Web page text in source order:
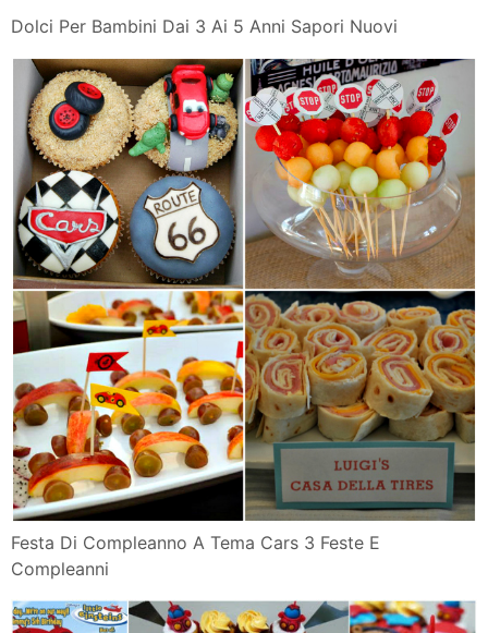
Dolci Per Bambini Dai 3 Ai 5 Anni Sapori Nuovi
Festa Di Compleanno A Tema Cars 3 Feste E
Compleanni